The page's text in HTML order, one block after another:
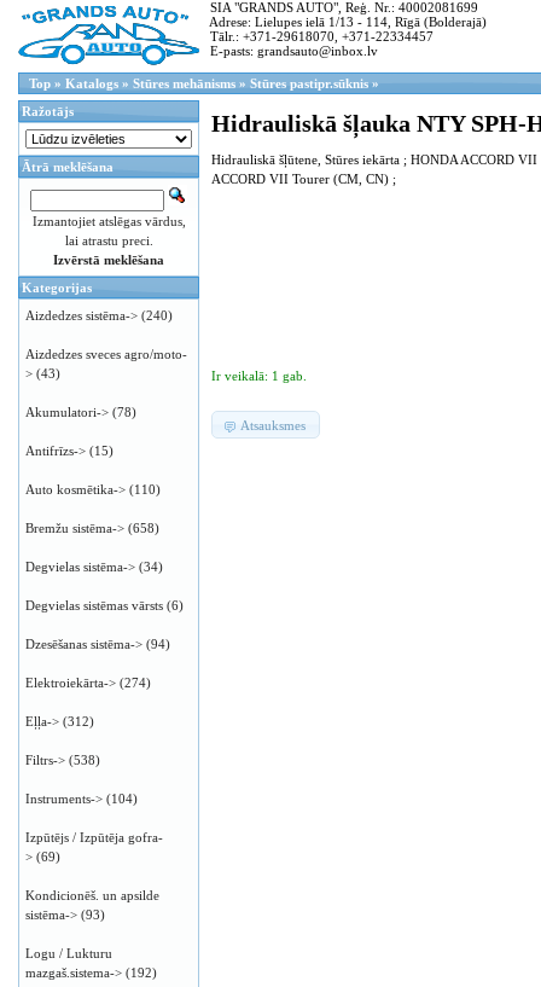
SIA "GRANDS AUTO", Reģ. Nr.: 40002081699
Adrese: Lielupes ielā 1/13 - 114, Rīgā (Bolderajā)
Tālr.: +371-29618070, +371-22334457
E-pasts: grandsauto@inbox.lv
Top » Katalogs » Stūres mehānisms » Stūres pastipr.sūknis »
Hidrauliskā šļauka NTY SPH-
Hidrauliskā šļūtene, Stūres iekārta ; HONDA ACCORD
ACCORD VII Tourer (CM, CN) ;
Ir veikalā: 1 gab.
Atsauksmes
Ražotājs
Ātrā meklēšana
Izmantojiet atslēgas vārdus,
lai atrastu preci.
Izvērstā meklēšana
Kategorijas
Aizdedzes sistēma-> (240)
Aizdedzes sveces agro/moto-
> (43)
Akumulatori-> (78)
Antifrīzs-> (15)
Auto kosmētika-> (110)
Bremžu sistēma-> (658)
Degvielas sistēma-> (34)
Degvielas sistēmas vārsts (6)
Dzesēšanas sistēma-> (94)
Elektroiekārta-> (274)
Eļļa-> (312)
Filtrs-> (538)
Instruments-> (104)
Izpūtējs / Izpūtēja gofra-
> (69)
Kondicionēš. un apsilde
sistēma-> (93)
Logu / Lukturu
mazgaš.sistema-> (192)